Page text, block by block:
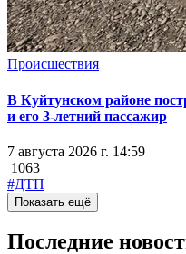
Происшествия
В Куйтунском районе
и его 3-летний пассажир
7 августа 2026 г. 14:59
1063
#ДТП
Показать ещё
Последние